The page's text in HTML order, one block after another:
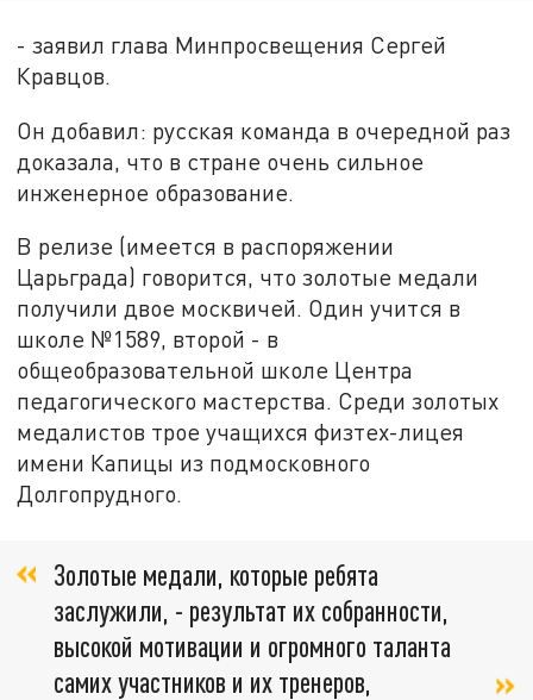
- заявил глава Минпросвещения Сергей
Кравцов.
Он добавил: русская команда в очередной раз
доказала, что в стране очень сильное
инженерное образование.
В релизе (имеется в распоряжении
Царьграда) говорится, что золотые медали
получили двое москвичей. Один учится в
школе №1589, второй - в
общеобразовательной школе Центра
педагогического мастерства. Среди золотых
медалистов трое учащихся физтех-лицея
имени Капицы из подмосковного
Долгопрудного.
Золотые медали, которые ребята
заслужили, - результат их собранности,
высокой мотивации и огромного таланта
самих участников и их тренеров,